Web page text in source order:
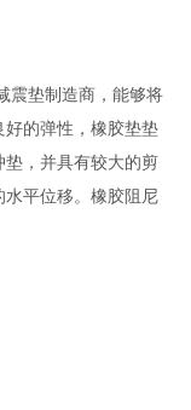
震垫制造商，能够将
的弹性，橡胶垫垫
，并具有较大的剪
平位移。橡胶阻尼